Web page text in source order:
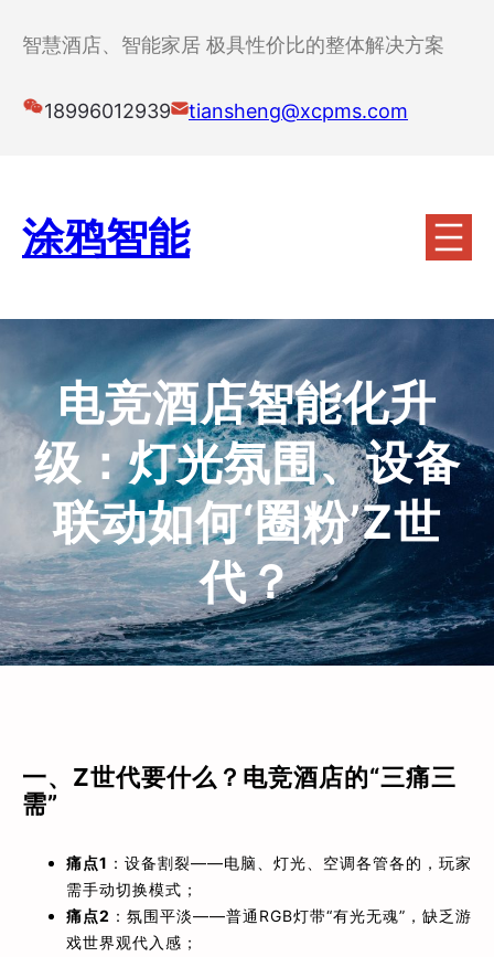
智慧酒店、智能家居 极具性价比的整体解决方案
18996012939 tiansheng@xcpms.com
涂鸦智能
电竞酒店智能化升
级：灯光氛围、设备
联动如何‘圈粉’Z世
代？
一、Z世代要什么？电竞酒店的“三痛三
需”​
痛点1 ：设备割裂——电脑、灯光、空调各管各的，玩家
需手动切换模式；
痛点2 ：氛围平淡——普通RGB灯带“有光无魂”，缺乏游
戏世界观代入感；